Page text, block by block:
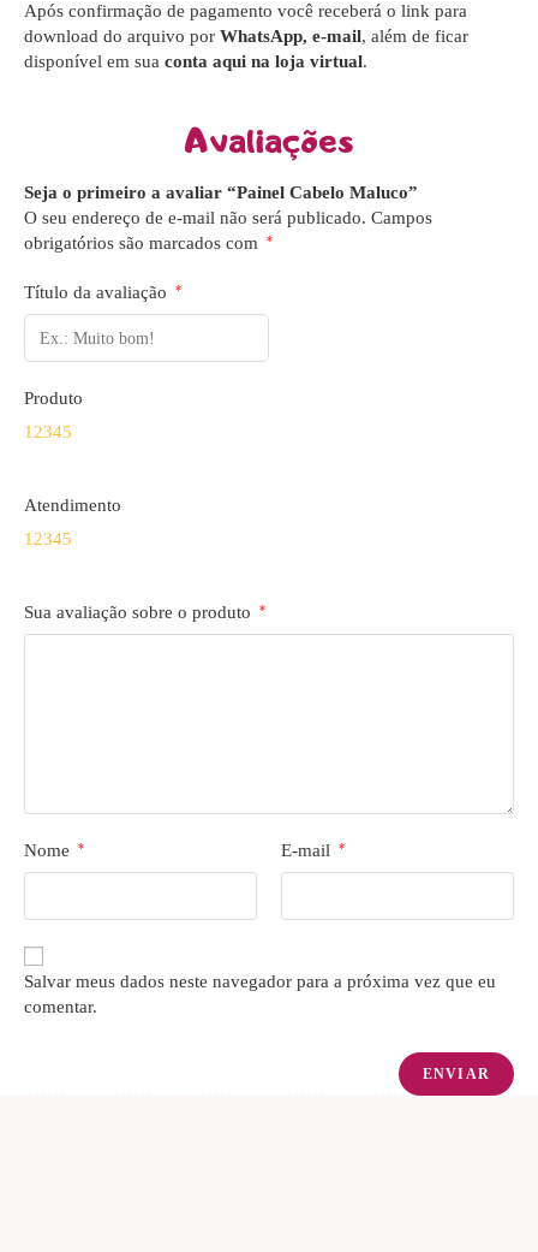
Após confirmação de pagamento você receberá o link para
download do arquivo por WhatsApp, e-mail, além de ficar
disponível em sua conta aqui na loja virtual.
Avaliações
Seja o primeiro a avaliar “Painel Cabelo Maluco”
O seu endereço de e-mail não será publicado. Campos
obrigatórios são marcados com
*
Título da avaliação *
Produto
12345
Atendimento
12345
Sua avaliação sobre o produto *
Nome * E-mail *
Salvar meus dados neste navegador para a próxima vez que eu
comentar.